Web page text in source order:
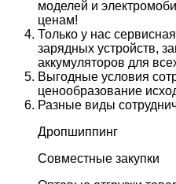
моделей и
ценам!
Только у нас
зарядных устройств,
аккумуляторов для
Выгодные условия
ценообразование
Разные виды
Дропшиппинг
Совместные закупки